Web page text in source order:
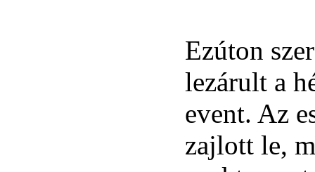
Ezúton
lezárult a
event. Az
zajlott le,